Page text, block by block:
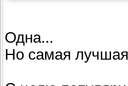
Одна...
Но самая